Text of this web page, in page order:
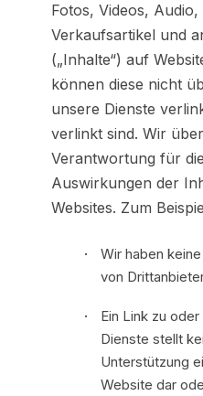
Fotos, Videos,
Verkaufsartikel und
(„Inhalte“) auf
können diese nicht
unsere Dienste
verlinkt sind. Wir
Verantwortung für
Auswirkungen der
Websites. Zum
Wir haben
von
Ein Link zu
Dienste stellt
Unterstützung
Website dar